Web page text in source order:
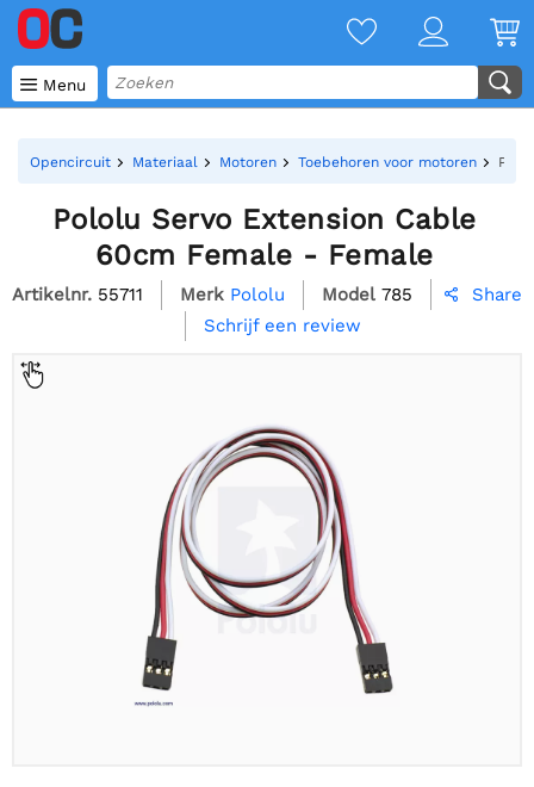
 Menu
Opencircuit Materiaal Motoren Toebehoren voor motoren
Pololu Servo Extension Cable
60cm Female - Female
Artikelnr. 55711 Merk Pololu Model 785 
Share
Schrijf een review